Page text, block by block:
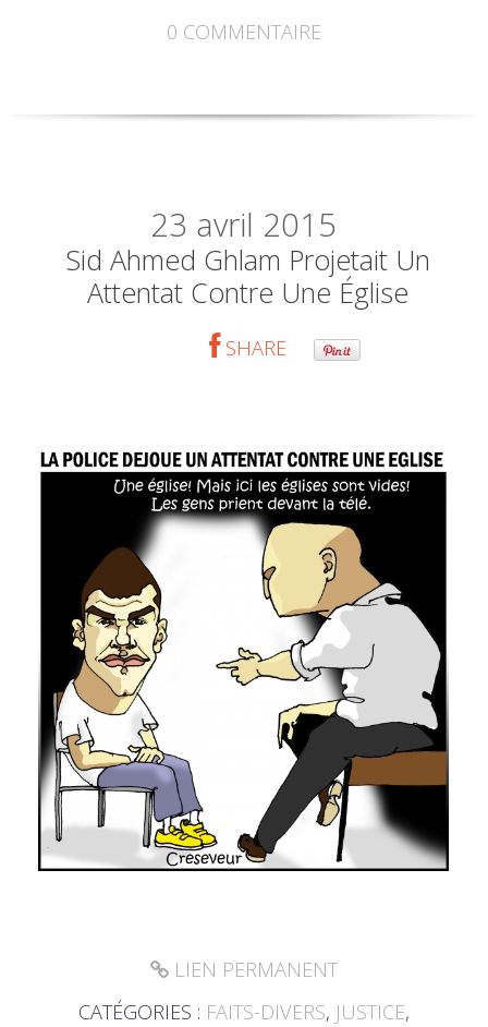
0 COMMENTAIRE
23 avril 2015
Sid Ahmed Ghlam Projetait Un
Attentat Contre Une Église
SHARE
LIEN PERMANENT
CATÉGORIES : FAITS-DIVERS, JUSTICE,